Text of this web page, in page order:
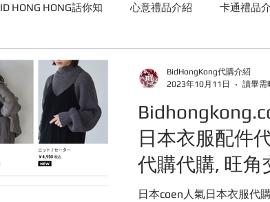
HONG HONG話你知 心意禮品介紹 卡通禮品
BIDHONGKONG
Bidhongkong韓國代購網站 日本代購網站
日本衣服配件
代購代購, 旺角
迎WHATSAPP
日本coen人氣日本衣服代購 coen 日本coen代
BidHongKong代購介紹
2023年10月11日
讀畢需